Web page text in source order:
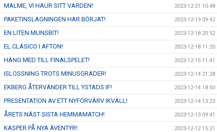
MALME, VI HAUR SITT VARDEN! 2023-12-21 10:48
PAKETINSLAGNINGEN HAR BÖRJAT! 2023-12-19 09:42
EN LITEN MUNSBIT! 2023-12-18 20:52
EL CLÁSICO I AFTON! 2023-12-18 11:20
HÄNG MED TILL FINALSPELET! 2023-12-15 11:41
ISLOSSNING TROTS MINUSGRADER! 2023-12-14 21:28
EKBERG ÅTERVÄNDER TILL YSTADS IF! 2023-12-14 18:50
PRESENTATION AV ETT NYFÖRVÄRV IKVÄLL! 2023-12-14 13:23
ÅRETS NÄST SISTA HEMMAMATCH! 2023-12-13 09:41
KASPER PÅ NYA ÄVENTYR! 2023-12-12 15:21